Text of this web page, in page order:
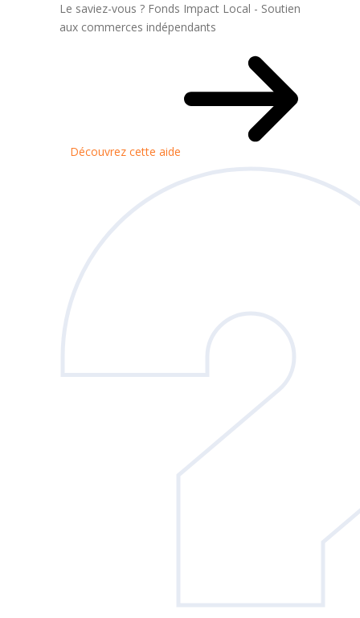
Le saviez-vous ? Fonds Impact Local - Soutien
aux commerces indépendants
Découvrez cette aide